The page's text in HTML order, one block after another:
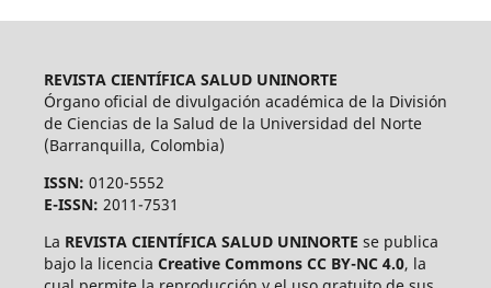
REVISTA CIENTÍFICA SALUD UNINORTE
Órgano oficial de divulgación académica de la División
de Ciencias de la Salud de la Universidad del Norte
(Barranquilla, Colombia)
ISSN: 0120-5552
E-ISSN: 2011-7531
La REVISTA CIENTÍFICA SALUD UNINORTE se publica
bajo la licencia Creative Commons CC BY-NC 4.0, la